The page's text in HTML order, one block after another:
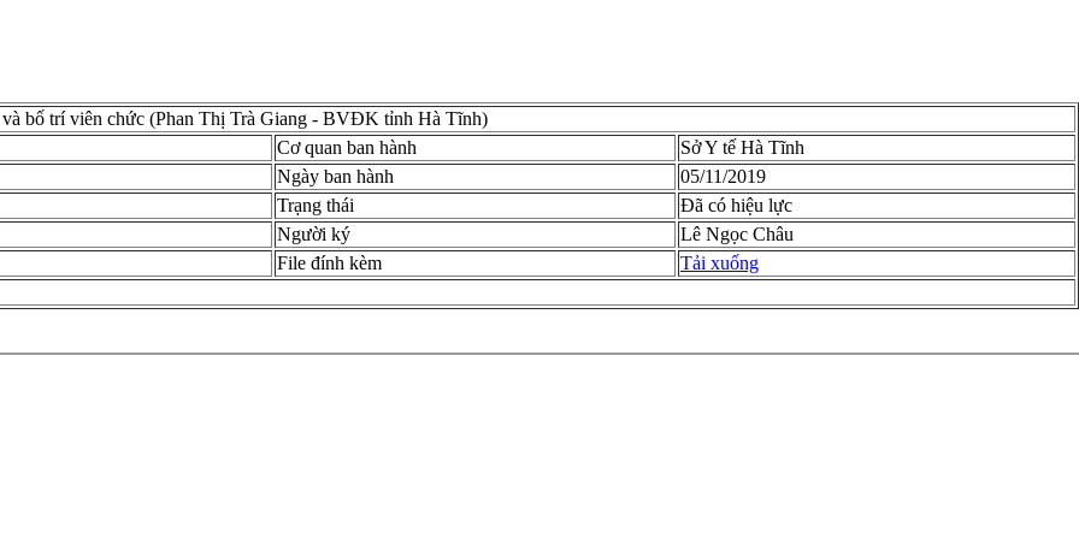
bố trí viên chức (Phan Thị Trà Giang - BVĐK tỉnh Hà Tĩnh)
Cơ quan ban hành
Sở Y tế Hà Tĩnh
Ngày ban hành
05/11/2019
Trạng thái
Đã có hiệu lực
Người ký
Lê Ngọc Châu
File đính kèm
Tải xuống